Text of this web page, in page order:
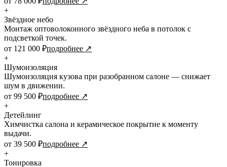
+
Звёздное небо
Монтаж оптоволоконного звёздного неба в потолок с
подсветкой точек.
от 121 000 ₽подробнее ↗
+
Шумоизоляция
Шумоизоляция кузова при разобранном салоне — снижает
шум в движении.
от 99 500 ₽подробнее ↗
+
Детейлинг
Химчистка салона и керамическое покрытие к моменту
выдачи.
от 39 500 ₽подробнее ↗
+
Тонировка